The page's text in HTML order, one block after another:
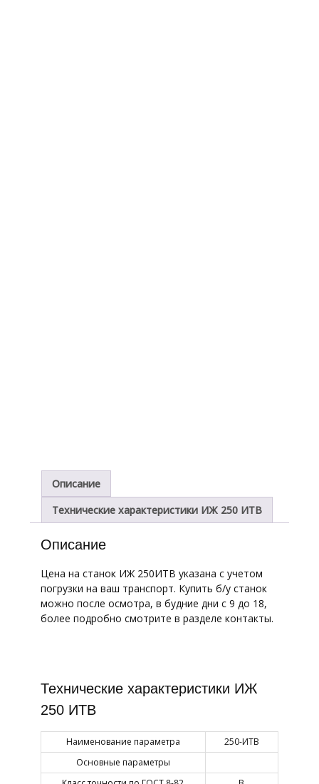
Описание
Технические характеристики ИЖ 250 ИТВ
Описание
Цена на станок ИЖ 250ИТВ указана с учетом
погрузки на ваш транспорт. Купить б/у станок
можно после осмотра, в будние дни с 9 до 18,
более подробно смотрите в разделе контакты.
Технические характеристики ИЖ
250 ИТВ
Наименование параметра
250-ИТВ
Основные параметры